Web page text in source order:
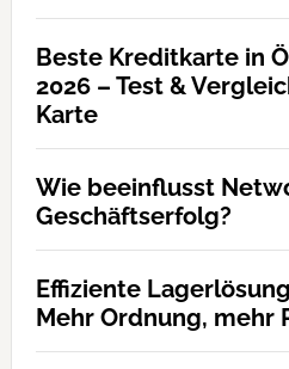
Beste Kreditkarte in
2026 – Test &
Karte
Wie beeinflusst
Geschäftserfolg?
Effiziente
Mehr Ordnung, mehr